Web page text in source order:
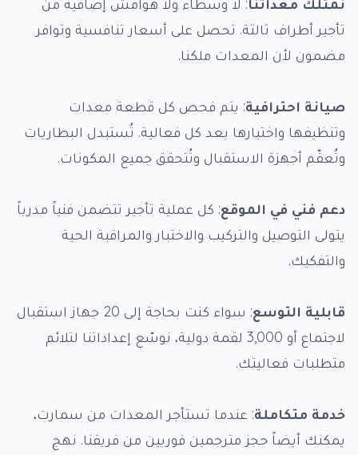
تأجير أطراف ثالثة. تحصل على أسعار تنافسية وتوافر
مضمون لأن المعدات ملكنا.
صيانة احترافية: يتم فحص كل قطعة معدات
وتنظيفها واختبارها بعد كل فعالية. تُستبدل البطاريات
وتُعقّم أجهزة الاستقبال وتُتحقق جميع المكونات.
دعم فني في الموقع: كل عملية تأجير تتضمن فنياً مدرباً
يتولى التوصيل والتركيب والاختبار والمراقبة الحية
والتفكيك.
قابلية التوسع
: سواء كنت بحاجة إلى 20 جهاز استقبال
لاجتماع أو 3,000 لقمة دولية، نوسّع إعداداتنا لتلائم
متطلبات فعاليتك.
خدمة متكاملة: عندما تستأجر المعدات من سمارت،
يمكنك أيضاً حجز مترجمين فوريين من فريقنا. نهج